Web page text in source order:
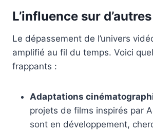
L’influence sur
Le dépassement de l’univers
amplifié au fil du temps. Voici
frappants :
Adaptations
projets de films inspirés par
sont en développement,